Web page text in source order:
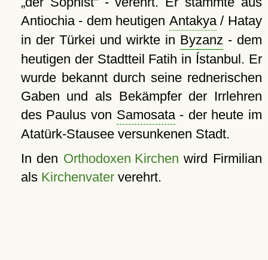
Antiochia - dem heutigen Antakya/ Hatay
in der Türkei und wirkte in Byzanz - dem
heutigen der Stadtteil Fatih in Ístanbul. Er
wurde bekannt durch seine rednerischen
Gaben und als Bekämpfer der Irrlehren
des Paulus von Samosata- der heute im
Atatürk-Stausee versunkenen Stadt.
In den Orthodoxen Kirchen wird Firmilian
als Kirchenvaterverehrt.